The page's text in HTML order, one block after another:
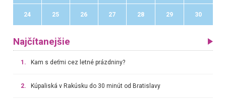
24 25 26 27 28 29 30
Najčítanejšie
1. Kam s deťmi cez letné prázdniny?
2. Kúpaliská v Rakúsku do 30 minút od Bratislavy